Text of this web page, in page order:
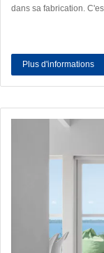
dans sa fabrication.
Plus d'informations